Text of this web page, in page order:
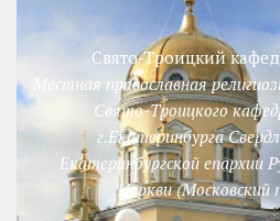
Свято-Троицкий
Местная православная
Свято-Троицкого
г.Екатеринбурга
Екатеринбургской епархии
Церкви (Московский